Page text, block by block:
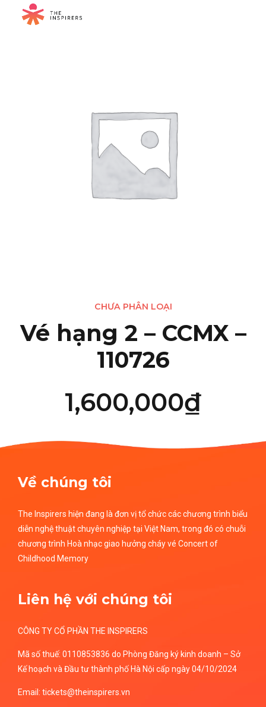
CHƯA PHÂN LOẠI
Vé hạng 2 – CCMX –
110726
1,600,000₫
Về chúng tôi
The Inspirers hiện đang là đơn vị tổ chức các chương trình biểu
diễn nghệ thuật chuyên nghiệp tại Việt Nam, trong đó có chuỗi
chương trình Hoà nhạc giao hưởng cháy vé Concert of
Childhood Memory
Liên hệ với chúng tôi
CÔNG TY CỔ PHẦN THE INSPIRERS
Mã số thuế: 0110853836 do Phòng Đăng ký kinh doanh – Sở
Kế hoạch và Đầu tư thành phố Hà Nội cấp ngày 04/10/2024
Email: tickets@theinspirers.vn